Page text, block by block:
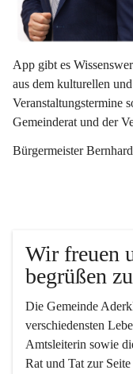
App gibt es
aus dem kulturellen
Veranstaltungstermine
Gemeinderat und der
Bürgermeister
Wir freuen
begrüßen
Die Gemeinde
verschiedensten
Amtsleiterin sowie
Rat und Tat zur